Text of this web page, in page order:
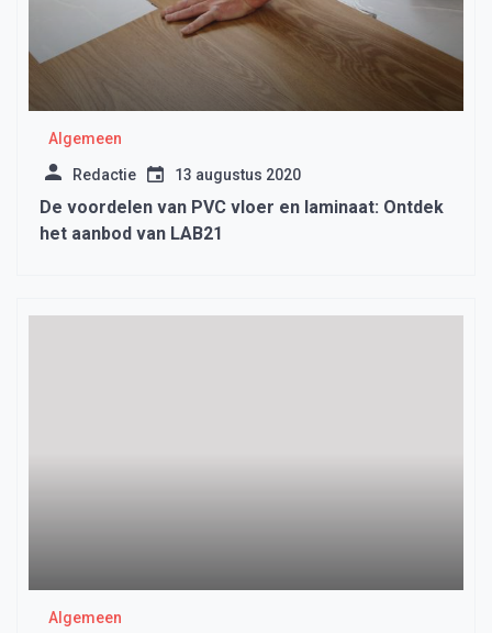
Algemeen
Redactie 13 augustus 2020
De voordelen van PVC vloer en laminaat: Ontdek
het aanbod van LAB21
Algemeen